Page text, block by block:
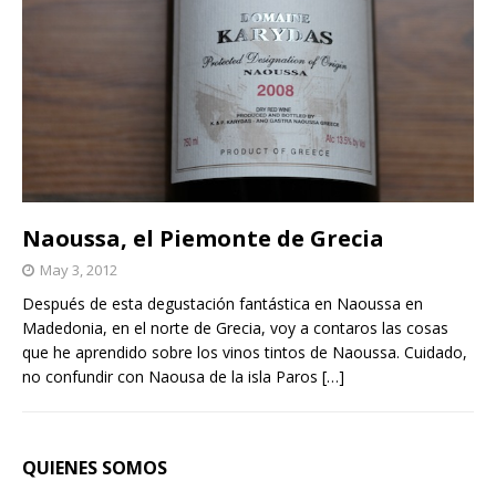
Naoussa, el Piemonte de Grecia
May 3, 2012
Después de esta degustación fantástica en Naoussa en
Madedonia, en el norte de Grecia, voy a contaros las cosas
que he aprendido sobre los vinos tintos de Naoussa. Cuidado,
no confundir con Naousa de la isla Paros […]
QUIENES SOMOS